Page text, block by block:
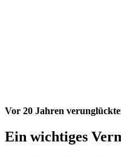
Vor 20 Jahren
Ein wichtiges